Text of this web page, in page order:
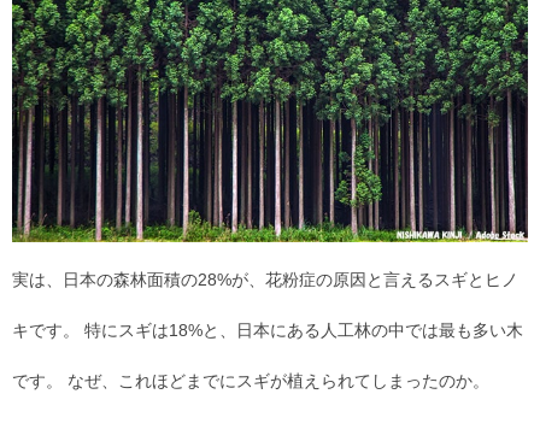
実は、日本の森林面積の28%が、花粉症の原因と言えるスギとヒノ
キです。 特にスギは18%と、日本にある人工林の中では最も多い木
です。 なぜ、これほどまでにスギが植えられてしまったのか。